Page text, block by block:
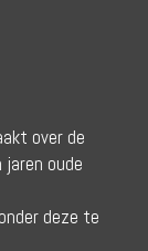
over de
oude
deze te